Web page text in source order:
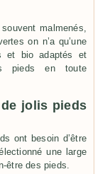
malmenés,
on n’a qu’une
et bio adaptés et
pieds en toute
jolis pieds
ont besoin d’être
une large
être des pieds.